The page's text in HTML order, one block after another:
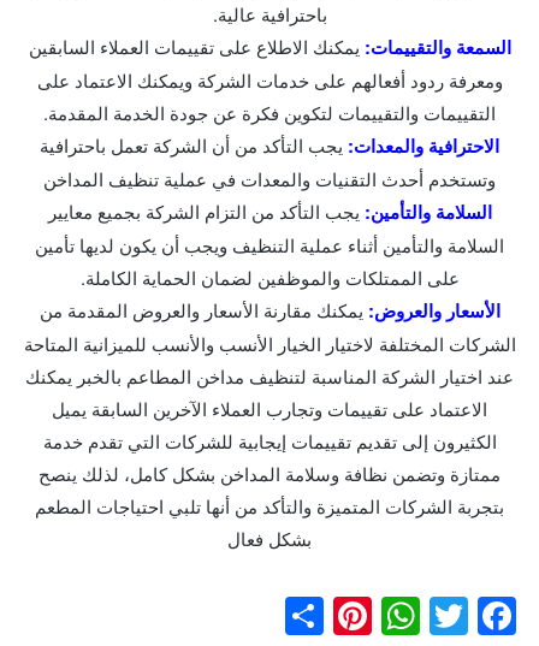
باحترافية عالية.
السمعة والتقييمات: يمكنك الاطلاع على تقييمات العملاء السابقين
ومعرفة ردود أفعالهم على خدمات الشركة ويمكنك الاعتماد على
التقييمات والتقييمات لتكوين فكرة عن جودة الخدمة المقدمة.
الاحترافية والمعدات: يجب التأكد من أن الشركة تعمل باحترافية
وتستخدم أحدث التقنيات والمعدات في عملية تنظيف المداخن
السلامة والتأمين: يجب التأكد من التزام الشركة بجميع معايير
السلامة والتأمين أثناء عملية التنظيف ويجب أن يكون لديها تأمين
على الممتلكات والموظفين لضمان الحماية الكاملة.
الأسعار والعروض: يمكنك مقارنة الأسعار والعروض المقدمة من
الشركات المختلفة لاختيار الخيار الأنسب والأنسب للميزانية المتاحة
عند اختيار الشركة المناسبة لتنظيف مداخن المطاعم بالخبر يمكنك
الاعتماد على تقييمات وتجارب العملاء الآخرين السابقة يميل
الكثيرون إلى تقديم تقييمات إيجابية للشركات التي تقدم خدمة
ممتازة وتضمن نظافة وسلامة المداخن بشكل كامل، لذلك ينصح
بتجربة الشركات المتميزة والتأكد من أنها تلبي احتياجات المطعم
بشكل فعال
Facebook
Twitter
WhatsApp
Pinterest